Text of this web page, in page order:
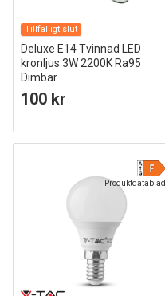
Tillfälligt slut
Deluxe E14 Tvinnad LED
kronljus 3W 2200K Ra95
Dimbar
100 kr
Produktdatablad